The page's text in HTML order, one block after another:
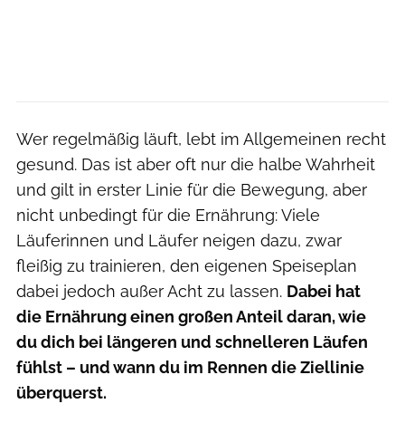
Wer regelmäßig läuft, lebt im Allgemeinen recht
gesund. Das ist aber oft nur die halbe Wahrheit
und gilt in erster Linie für die Bewegung, aber
nicht unbedingt für die Ernährung: Viele
Läuferinnen und Läufer neigen dazu, zwar
fleißig zu trainieren, den eigenen Speiseplan
dabei jedoch außer Acht zu lassen. Dabei hat
die Ernährung einen großen Anteil daran, wie
du dich bei längeren und schnelleren Läufen
fühlst – und wann du im Rennen die Ziellinie
überquerst.